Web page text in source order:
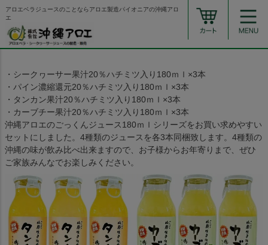
アロエベラジュースのことならアロエ製造パイオニアの沖縄アロ
エ
・シークヮーサー果汁20％ハチミツ入り180ｍｌ×3本
・パイン濃縮還元20％ハチミツ入り180ｍｌ×3本
・タンカン果汁20％ハチミツ入り180ｍｌ×3本
・カーブチー果汁20％ハチミツ入り180ｍｌ×3本
沖縄アロエのごっくんジュース180ｍｌシリーズをお買い求めやすい
セットにしました。4種類のジュースを各3本同梱致します。4種類の
沖縄の味が飲み比べ出来ますので、お子様からお年寄りまで、ぜひ
ご家族みんなでお楽しみください。